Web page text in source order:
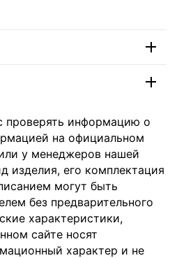
проверять информацию о
на официальном
у менеджеров нашей
изделия, его комплектация
могут быть
без предварительного
характеристики,
сайте носят
характер и не